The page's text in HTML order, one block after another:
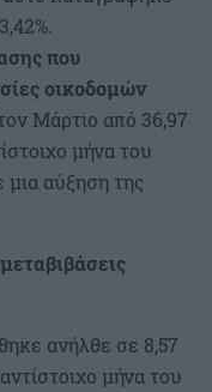
που
οικοδομών
Μάρτιο από 36,97
μήνα του
αύξηση της
ανήλθε σε 8,57
μήνα του